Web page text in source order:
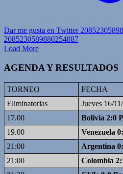
Dar me gusta en Twitter
2085230589880254887
Load More
AGENDA Y RESULTADOS
TORNEO
FECHA
Eliminatorias
Jueves 16/
17.00
Bolivia 2:0
19.00
Venezuela
21:00
Argentina
21:00
Colombia